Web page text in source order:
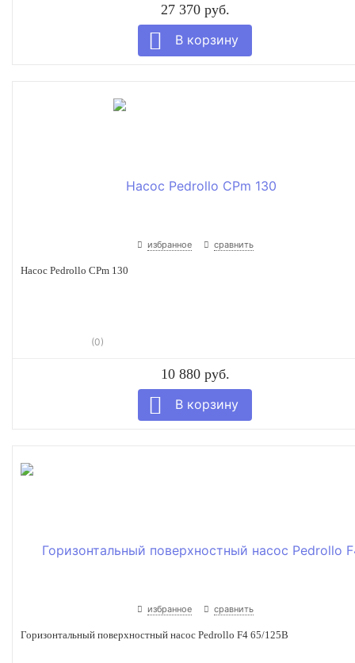
27 370 руб.
избранное сравнить
Насос Pedrollo CPm 130
(0)
10 880 руб.
избранное сравнить
Горизонтальный поверхностный насос Pedrollo F4 65/125B